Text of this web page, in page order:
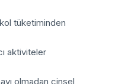
tüketiminden
aktiviteler
olmadan cinsel